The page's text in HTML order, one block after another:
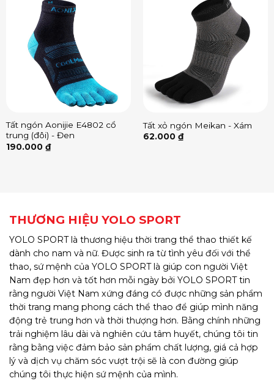
Tất ngón Aonijie E4802 cổ
trung (đôi) - Đen
190.000 ₫
Tất xỏ ngón Meikan - Xám
62.000 ₫
THƯƠNG HIỆU YOLO SPORT
YOLO SPORT là thương hiệu thời trang thể thao thiết kế
dành cho nam và nữ. Được sinh ra từ tình yêu đối với thể
thao, sứ mệnh của YOLO SPORT là giúp con người Việt
Nam đẹp hơn và tốt hơn mỗi ngày bởi YOLO SPORT tin
rằng người Việt Nam xứng đáng có được những sản phẩm
thời trang mang phong cách thể thao để giúp mình năng
động trẻ trung hơn và thời thượng hơn. Bằng chính những
trải nghiệm lâu dài và nghiên cứu tâm huyết, chúng tôi tin
rằng bằng việc đảm bảo sản phẩm chất lượng, giá cả hợp
lý và dịch vụ chăm sóc vượt trội sẽ là con đường giúp
chúng tôi thực hiện sứ mệnh của mình.